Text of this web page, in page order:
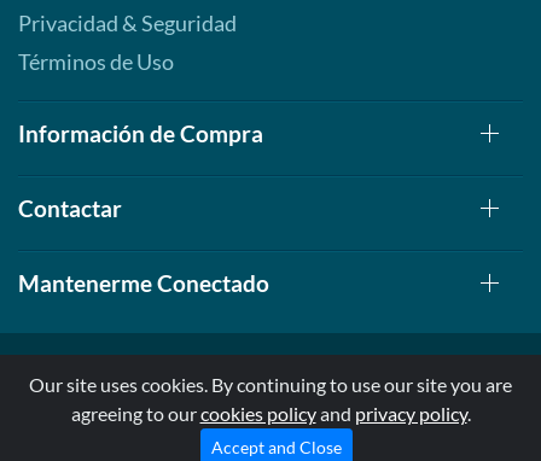
Privacidad & Seguridad
Términos de Uso
Información de Compra
Contactar
Mantenerme Conectado
© 1999-2026, AllStarHealth.com | All Rights Reserved
* Estas declaraciones no han sido evaluadas por la FDA
Our site uses cookies. By continuing to use our site you are
agreeing to ourcookies policyand privacy policy.
Accept and Close